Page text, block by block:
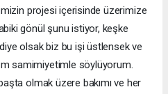
projesi içerisinde üzerimize
gönül şunu istiyor, keşke
olsak biz bu işi üstlensek ve
samimiyetimle söylüyorum.
olmak üzere bakımı ve her